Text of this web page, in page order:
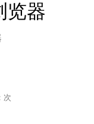
览器
次